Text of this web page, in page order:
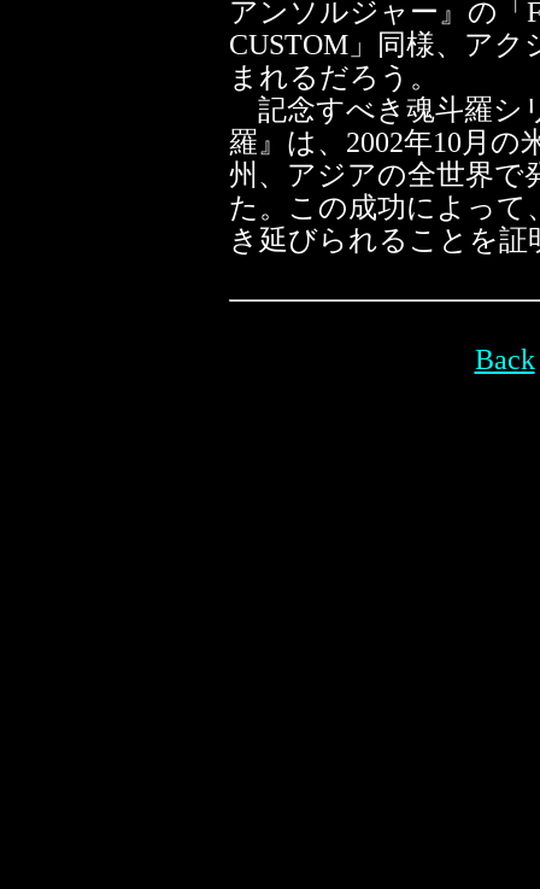
アンソルジャー』の「
CUSTOM」同様、ア
まれるだろう。
記念すべき魂斗羅シ
羅』は、2002年10月の
州、アジアの全世界で
た。この成功によって
き延びられることを
Back